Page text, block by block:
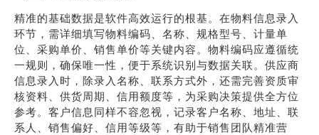
精准的基础数据是软件高效运行的根基。在物料信息录入
环节，需详细填写物料编码、名称、规格型号、计量单
位、采购单价、销售单价等关键内容。物料编码应遵循统
一规则，确保唯一性，便于系统识别与数据关联。供应商
信息录入时，除录入名称、联系方式外，还需完善资质审
核资料、供货周期、信用额度等，为采购决策提供全方位
参考。客户信息同样不容忽视，记录客户名称、地址、联
系人、销售偏好、信用等级等，有助于销售团队精准营